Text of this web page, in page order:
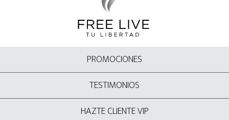
PROMOCIONES
TESTIMONIOS
HAZTE CLIENTE VIP